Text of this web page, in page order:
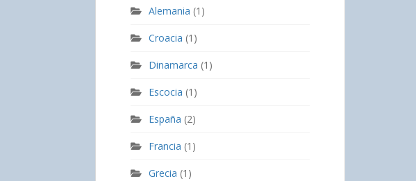
Alemania (1)
Croacia (1)
Dinamarca (1)
Escocia (1)
España (2)
Francia (1)
Grecia (1)